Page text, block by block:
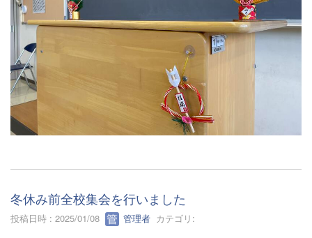
冬休み前全校集会を行いました
投稿日時 : 2025/01/08 管理者 カテゴリ: